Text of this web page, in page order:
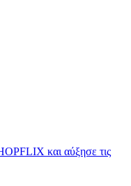
και αύξησε τις